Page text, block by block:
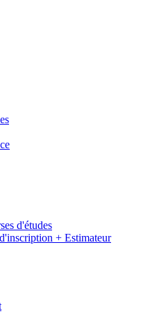
d'études
+ Estimateur